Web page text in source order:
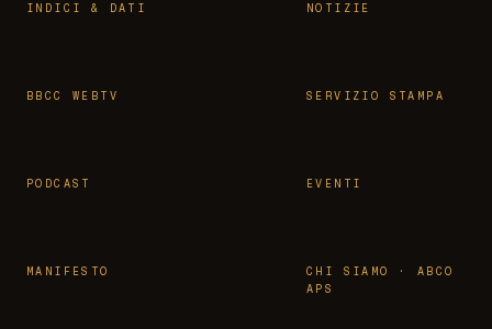
INDICI & DATI NOTIZIE
BBCC WEBTV SERVIZIO STAMPA
PODCAST EVENTI
MANIFESTO
CHI SIAMO · ABCO
APS